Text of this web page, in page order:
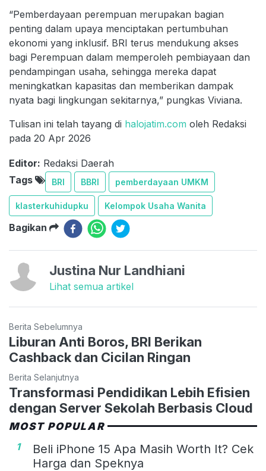
“Pemberdayaan perempuan merupakan bagian
penting dalam upaya menciptakan pertumbuhan
ekonomi yang inklusif. BRI terus mendukung akses
bagi Perempuan dalam memperoleh pembiayaan dan
pendampingan usaha, sehingga mereka dapat
meningkatkan kapasitas dan memberikan dampak
nyata bagi lingkungan sekitarnya,” pungkas Viviana.
Tulisan ini telah tayang di halojatim.com oleh Redaksi
pada 20 Apr 2026
Editor: Redaksi Daerah
Tags
BRI BBRI pemberdayaan UMKM
klasterkuhidupku Kelompok Usaha Wanita
Bagikan
Justina Nur Landhiani
Lihat semua artikel
Berita Sebelumnya
Liburan Anti Boros, BRI Berikan
Cashback dan Cicilan Ringan
Berita Selanjutnya
Transformasi Pendidikan Lebih Efisien
dengan Server Sekolah Berbasis Cloud
MOST POPULAR
1
Beli iPhone 15 Apa Masih Worth It? Cek
Harga dan Speknya